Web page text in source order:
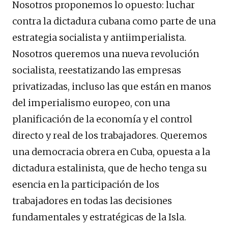
Nosotros proponemos lo opuesto: luchar
contra la dictadura cubana como parte de una
estrategia socialista y antiimperialista.
Nosotros queremos una nueva revolución
socialista, reestatizando las empresas
privatizadas, incluso las que están en manos
del imperialismo europeo, con una
planificación de la economía y el control
directo y real de los trabajadores. Queremos
una democracia obrera en Cuba, opuesta a la
dictadura estalinista, que de hecho tenga su
esencia en la participación de los
trabajadores en todas las decisiones
fundamentales y estratégicas de la Isla.